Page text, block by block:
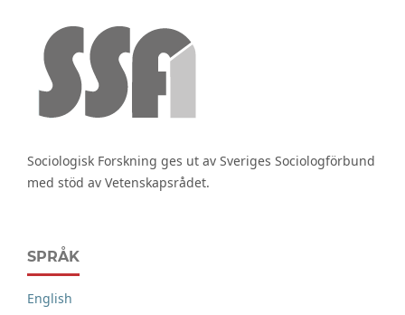
Sociologisk Forskning ges ut av Sveriges Sociologförbund
med stöd av Vetenskapsrådet.
SPRÅK
English